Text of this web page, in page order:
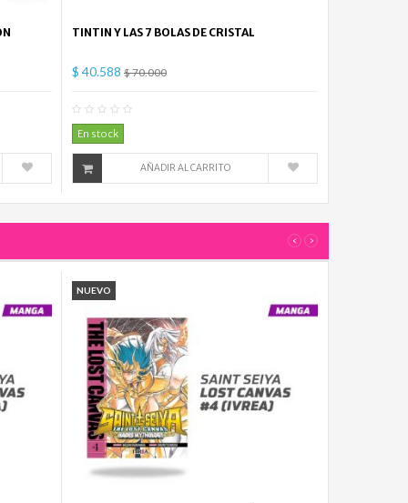
TINTIN Y LAS 7 BOLAS DE CRISTAL
$ 40.588 $ 70.000
En stock
AÑADIR AL CARRITO
‹ ›
NUEVO